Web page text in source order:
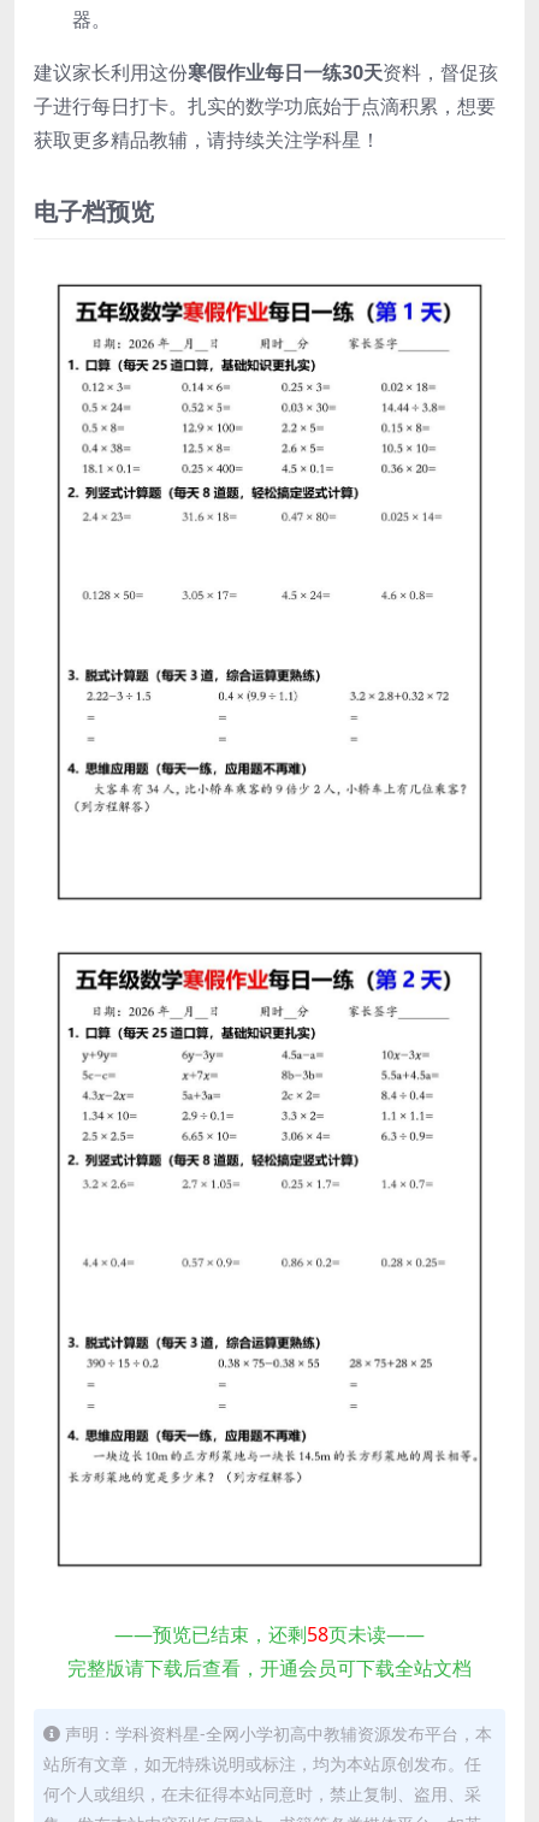
器。
建议家长利用这份寒假作业每日一练30天资料，督促孩
子进行每日打卡。扎实的数学功底始于点滴积累，想要
获取更多精品教辅，请持续关注学科星！
电子档预览
——预览已结束，还剩58页未读——
完整版请下载后查看，开通会员可下载全站文档
声明：学科资料星-全网小学初高中教辅资源发布平台，本
站所有文章，如无特殊说明或标注，均为本站原创发布。任
何个人或组织，在未征得本站同意时，禁止复制、盗用、采